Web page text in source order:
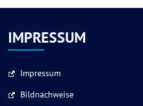
IMPRESSUM
Impressum
Bildnachweise